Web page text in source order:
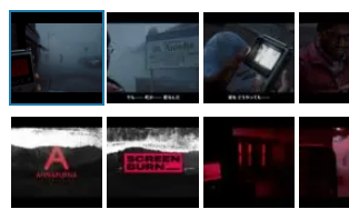
運営：株式会社マレ